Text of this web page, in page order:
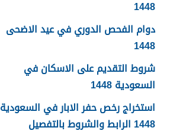
1448
دوام الفحص الدوري في عيد الاضحى
1448
شروط التقديم على الاسكان في
السعودية 1448
استخراج رخص حفر الابار في السعودية
1448 الرابط والشروط بالتفصيل